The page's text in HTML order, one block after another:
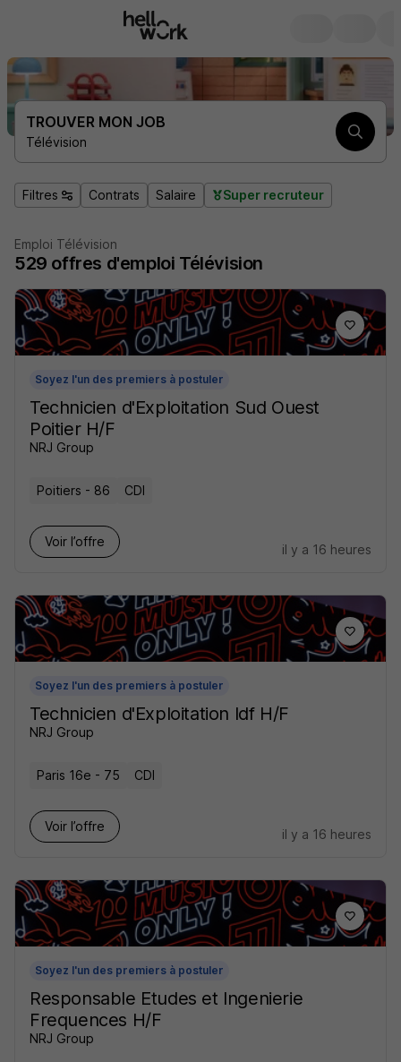
TROUVER MON JOB
Télévision
Filtres Contrats Salaire Super recruteur
Emploi Télévision
529 offres d'emploi Télévision
Soyez l'un des premiers à postuler
Technicien d'Exploitation Sud Ouest
Poitier H/F
NRJ Group
Poitiers - 86 CDI
Voir l’offre
il y a 16 heures
Soyez l'un des premiers à postuler
Technicien d'Exploitation Idf H/F
NRJ Group
Paris 16e - 75 CDI
Voir l’offre
il y a 16 heures
Soyez l'un des premiers à postuler
Responsable Etudes et Ingenierie
Frequences H/F
NRJ Group